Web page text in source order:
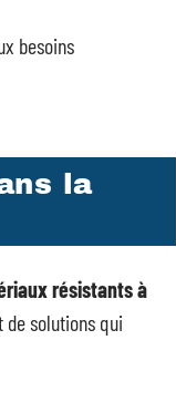
besoins
la
résistants à
de solutions qui